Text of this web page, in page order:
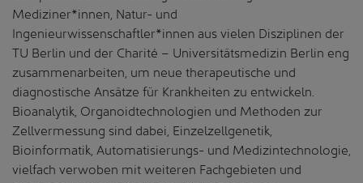
Mediziner*innen, Natur- und
Ingenieurwissenschaftler*innen aus vielen Disziplinen der
TU Berlin und der Charité – Universitätsmedizin Berlin eng
zusammenarbeiten, um neue therapeutische und
diagnostische Ansätze für Krankheiten zu entwickeln.
Bioanalytik, Organoidtechnologien und Methoden zur
Zellvermessung sind dabei, Einzelzellgenetik,
Bioinformatik, Automatisierungs- und Medizintechnologie,
vielfach verwoben mit weiteren Fachgebieten und